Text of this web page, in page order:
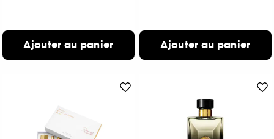
Ajouter au panier Ajouter au panier